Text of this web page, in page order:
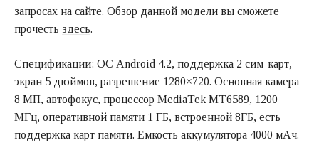
запросах на сайте. Обзор данной модели вы сможете
прочесть здесь.
Спецификации: ОС Android 4.2, поддержка 2 сим-карт,
экран 5 дюймов, разрешение 1280×720. Основная камера
8 МП, автофокус, процессор MediaTek MT6589, 1200
МГц, оперативной памяти 1 ГБ, встроенной 8ГБ, есть
поддержка карт памяти. Емкость аккумулятора 4000 мАч.